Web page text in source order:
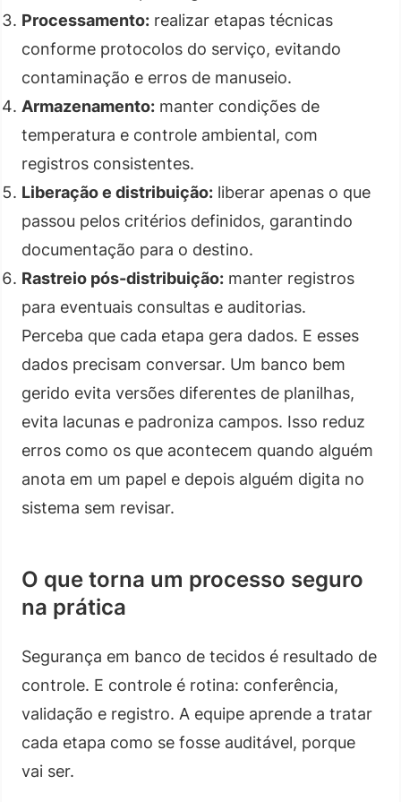
Processamento: realizar etapas técnicas
conforme protocolos do serviço, evitando
contaminação e erros de manuseio.
Armazenamento: manter condições de
temperatura e controle ambiental, com
registros consistentes.
Liberação e distribuição: liberar apenas o que
passou pelos critérios definidos, garantindo
documentação para o destino.
Rastreio pós-distribuição: manter registros
para eventuais consultas e auditorias.
Perceba que cada etapa gera dados. E esses
dados precisam conversar. Um banco bem
gerido evita versões diferentes de planilhas,
evita lacunas e padroniza campos. Isso reduz
erros como os que acontecem quando alguém
anota em um papel e depois alguém digita no
sistema sem revisar.
O que torna um processo seguro
na prática
Segurança em banco de tecidos é resultado de
controle. E controle é rotina: conferência,
validação e registro. A equipe aprende a tratar
cada etapa como se fosse auditável, porque
vai ser.